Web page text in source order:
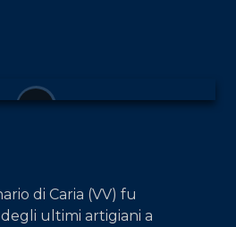
di prodotti autentici
di Caria (VV) fu
ultimi artigiani a